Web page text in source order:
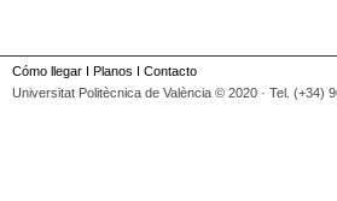
Cómo llegar I Planos I Contacto
Universitat Politècnica de València © 2020 · Tel. (+34)